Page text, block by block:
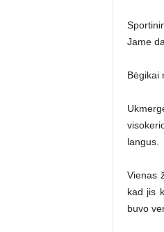
Jame
Bėgikai
langus.
Vienas
kad jis
buvo